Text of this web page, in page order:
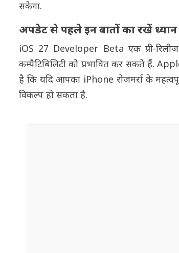
सकेगा.
अपडेट से पहले इन बातों का रखें ध्यान
iOS 27 Developer Beta एक प्री-
कम्पैटिबिलिटी को प्रभावित कर सकते हैं.
है कि यदि आपका iPhone रोजमर्रा के
विकल्प हो सकता है.